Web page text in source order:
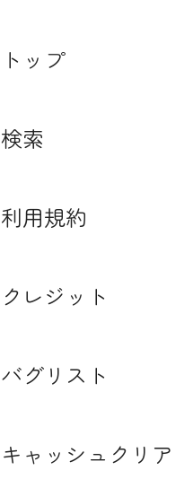
トップ
検索
利用規約
クレジット
バグリスト
キャッシュクリア